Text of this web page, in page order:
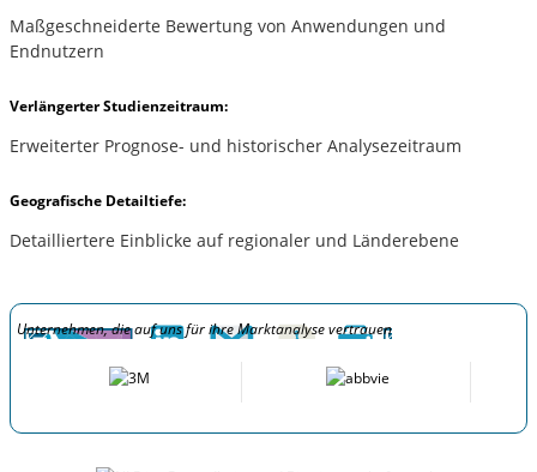
Maßgeschneiderte Bewertung von Anwendungen und
Endnutzern
Verlängerter Studienzeitraum:
Erweiterter Prognose- und historischer Analysezeitraum
Geografische Detailtiefe:
Detailliertere Einblicke auf regionaler und Länderebene
Unternehmen, die auf uns für ihre Marktanalyse vertrauen